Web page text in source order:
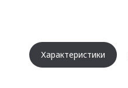
Характеристики